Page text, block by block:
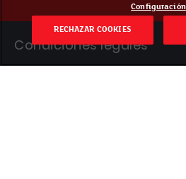
Condiciones legales
Configuración
RECHAZAR COOKIES